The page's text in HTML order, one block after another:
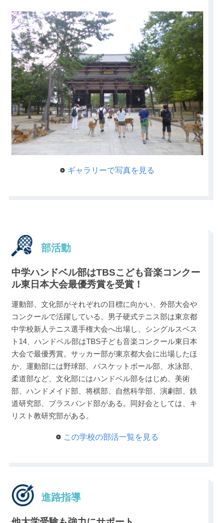
ギャラリーで写真を見る
部活動
中学ハンドベル部はTBSこども音楽コンクー
ル東日本大会最優秀賞を受賞！
運動部、文化部がそれぞれの目標に向かい、外部大会や
コンクールで活躍している。男子硬式テニス部は東京都
中学校新人テニス選手権大会へ出場し、シングルスベス
ト14、ハンドベル部はTBS子ども音楽コンクール東日本
大会で最優秀賞。サッカー部が東京都大会に出場したほ
か、運動部には野球部、バスケットボール部、水泳部、
柔道部など、文化部にはハンドベル部をはじめ、美術
部、ハンドメイド部、将棋部、自然科学部、演劇部、鉄
道研究部、ブラスバンド部がある。同好会としては、キ
リスト教研究部がある。
この学校の部活一覧を見る
進路指導